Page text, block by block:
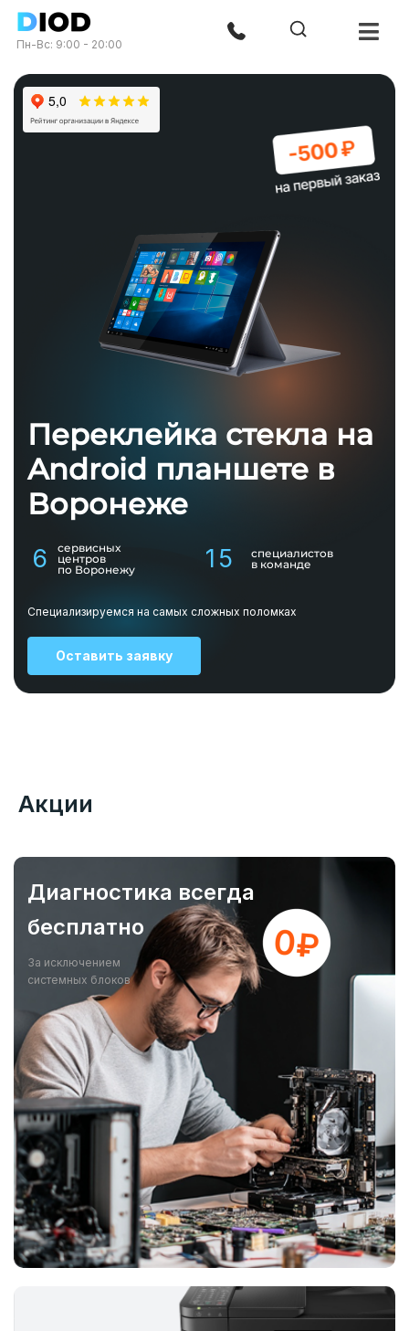
Пн-Вс: 9:00 - 20:00
Переклейка стекла на
Android планшете в
Воронеже
6
сервисных
центров
по Воронежу
15
специалистов
в команде
Специализируемся на самых сложных поломках
Оставить заявку
Акции
Диагностика всегда
бесплатно
За исключением
системных блоков